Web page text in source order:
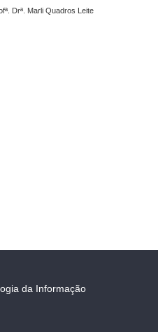
Drª. Marli Quadros Leite
da Informação